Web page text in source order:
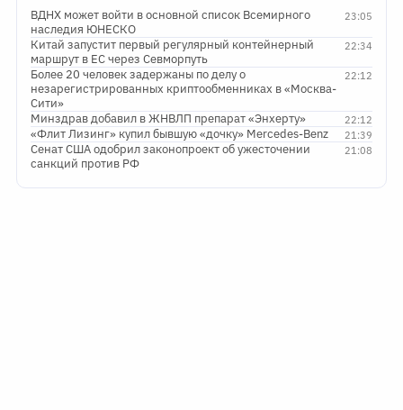
23:05
ВДНХ может войти в основной список Всемирного
наследия ЮНЕСКО
22:34
Китай запустит первый регулярный контейнерный
маршрут в ЕС через Севморпуть
22:12
Более 20 человек задержаны по делу о
незарегистрированных криптообменниках в «Москва-
Сити»
22:12
Минздрав добавил в ЖНВЛП препарат «Энхерту»
21:39
«Флит Лизинг» купил бывшую «дочку» Mercedes-Benz
21:08
Сенат США одобрил законопроект об ужесточении
санкций против РФ